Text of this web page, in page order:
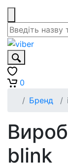
0
Бренд
blink